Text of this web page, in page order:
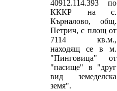
40912.114.393 по
КККР на с.
Кърналово, общ.
Петрич, с площ от
7114 кв.м.,
находящ се в м.
"Пинговица" от
"пасище" в "друг
вид земеделска
земя".